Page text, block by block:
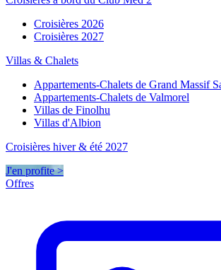
Croisières 2026
Croisières 2027
Villas & Chalets
Appartements-Chalets de Grand Massif
Appartements-Chalets de Valmorel
Villas de Finolhu
Villas d'Albion
Croisières hiver & été 2027
J'en profite >
Offres